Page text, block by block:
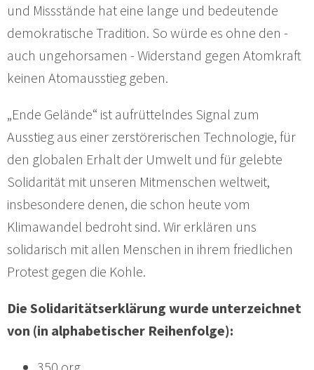
und Missstände hat eine lange und bedeutende
demokratische Tradition. So würde es ohne den -
auch ungehorsamen - Widerstand gegen Atomkraft
keinen Atomausstieg geben.
„Ende Gelände“ ist aufrüttelndes Signal zum
Ausstieg aus einer zerstörerischen Technologie, für
den globalen Erhalt der Umwelt und für gelebte
Solidarität mit unseren Mitmenschen weltweit,
insbesondere denen, die schon heute vom
Klimawandel bedroht sind. Wir erklären uns
solidarisch mit allen Menschen in ihrem friedlichen
Protest gegen die Kohle.
Die Solidaritätserklärung wurde unterzeichnet
von (in alphabetischer Reihenfolge):